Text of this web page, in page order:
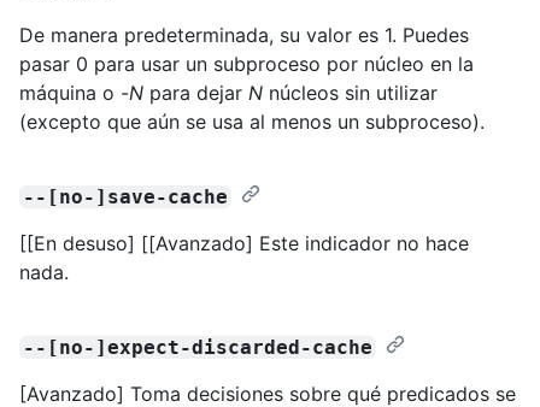
De manera predeterminada, su valor es 1. Puedes
pasar 0 para usar un subproceso por núcleo en la
máquina o -N para dejar N núcleos sin utilizar
(excepto que aún se usa al menos un subproceso).
--[no-]save-cache
[[En desuso] [[Avanzado] Este indicador no hace
nada.
--[no-]expect-discarded-cache
[Avanzado] Toma decisiones sobre qué predicados se